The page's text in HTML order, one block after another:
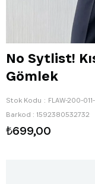
No Sytlist!
Gömlek
Stok Kodu
FLAW-200-
Barkod : 1592380532732
₺699,00